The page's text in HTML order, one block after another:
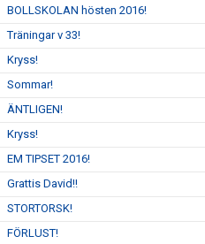
BOLLSKOLAN hösten 2016!
Träningar v 33!
Kryss!
Sommar!
ÄNTLIGEN!
Kryss!
EM TIPSET 2016!
Grattis David!!
STORTORSK!
FÖRLUST!